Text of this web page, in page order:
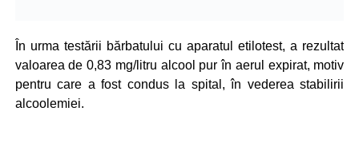
În urma testării bărbatului cu aparatul etilotest, a rezultat
valoarea de 0,83 mg/litru alcool pur în aerul expirat, motiv
pentru care a fost condus la spital, în vederea stabilirii
alcoolemiei.